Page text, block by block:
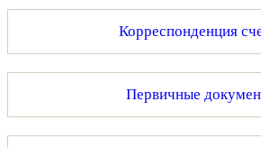
Корреспонденция
Первичные